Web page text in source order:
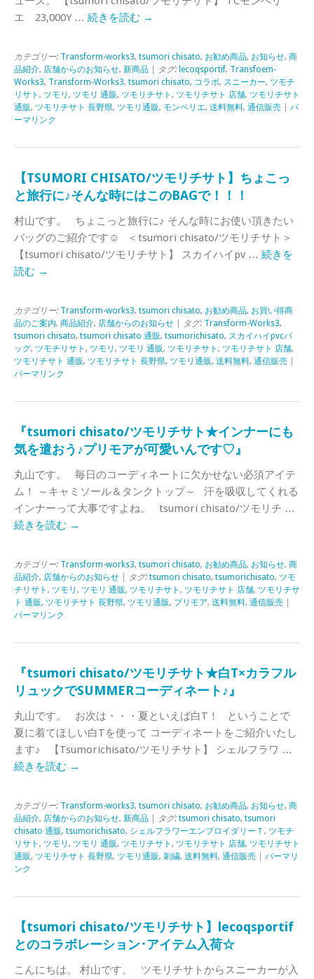
エ 23,000Y … 続きを読む →
カテゴリー: Transform-works3, tsumori chisato, お勧め商品, お知らせ, 商
品紹介, 店舗からのお知らせ, 新商品 | タグ: lecoqsportif, Transfoem-
Works3, Transform-Works3, tsumori chisato, コラボ, スニーカー, ツモチ
リサト , ツモリ , ツモリ 通販, ツモリチサト , ツモリチサト 店舗, ツモリチサト
通販, ツモリチサト 長野県, ツモリ通販, モンペリエ, 送料無料, 通信販売
パ
ーマリンク
【TSUMORI CHISATO/ツモリチサト】ちょこっ
と旅行に♪そんな時にはこのBAGで！！！
村山です。 ちょこっと旅行に♪ そんな時にお使い頂きたい
バッグのご紹介です☺ ＜tsumori chisato/ツモリチサト＞
【tsumori chisato/ツモリチサト】 スカイハイpv … 続きを
読む →
カテゴリー: Transform-works3, tsumori chisato, お勧め商品, お買い得商
品のご案内, 商品紹介, 店舗からのお知らせ | タグ: Transform-Works3,
tsumori chisato, tsumori chisato 通販, tsumorichisato, スカイハイpvcバ
ッグ, ツモチリサト , ツモリ , ツモリ 通販, ツモリチサト , ツモリチサト 店舗,
ツモリチサト 通販, ツモリチサト 長野県, ツモリ通販, 送料無料, 通信販売
パーマリンク
『tsumori chisato/ツモリチサト★インナーにも
気を遣おう♪プリモアが可愛いんです♡』
丸山です。 毎日のコーディネートに欠かせない必須アイテ
ム！ ～キャミソール＆タンクトップ～ 汗を吸収してくれる
インナーって大事ですよね。 tsumori chisato/ツモリチ …
続きを読む →
カテゴリー: Transform-works3, tsumori chisato, お勧め商品, お知らせ, 商
品紹介, 店舗からのお知らせ | タグ: tsumori chisato, tsumorichisato, ツモ
チリサト , ツモリ , ツモリ 通販, ツモリチサト , ツモリチサト 店舗, ツモリチサ
ト 通販, ツモリチサト 長野県, ツモリ通販, プリモア, 送料無料, 通信販売
パーマリンク
『tsumori chisato/ツモリチサト★白T×カラフル
リュックでSUMMERコーディネート♪』
丸山です。 お次は・・・夏といえば白T！ ということで
夏に着てほしい白Tを使って コーディネートをご紹介いたし
ます♪ 【Tsumorichisato/ツモリチサト】 シェルフラワ …
続きを読む →
カテゴリー: Transform-works3, tsumori chisato, お勧め商品, お知らせ, 商
品紹介, 店舗からのお知らせ, 新商品 | タグ: tsumori chisato, tsumori
chisato 通販, tsumorichisato, シェルフラワーエンブロイダリーＴ , ツモチ
リサト , ツモリ , ツモリ 通販, ツモリチサト , ツモリチサト 店舗, ツモリチサト
通販, ツモリチサト 長野県, ツモリ通販, 刺繍, 送料無料, 通信販売
パーマリ
ンク
【tsumori chisato/ツモリチサト】lecoqsportif
とのコラボレーション･アイテム入荷☆
こんにちは。 村山です。 ツモリチサトからスニーカーが入